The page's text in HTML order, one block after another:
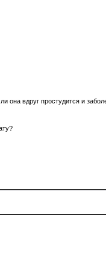
она вдруг простудится и